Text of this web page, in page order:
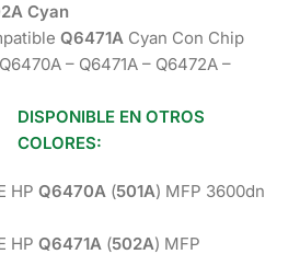
Cyan
Q6471A Cyan Con Chip
– Q6471A – Q6472A –
DISPONIBLE EN OTROS
COLORES:
HP Q6470A (501A) MFP 3600dn
HP Q6471A (502A) MFP